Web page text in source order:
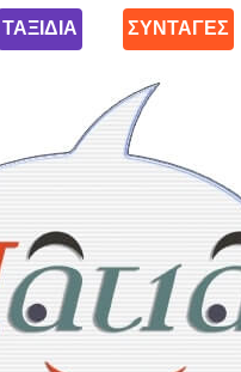
ΤΑΞΙΔΙΑ ΣΥΝΤΑΓΕΣ